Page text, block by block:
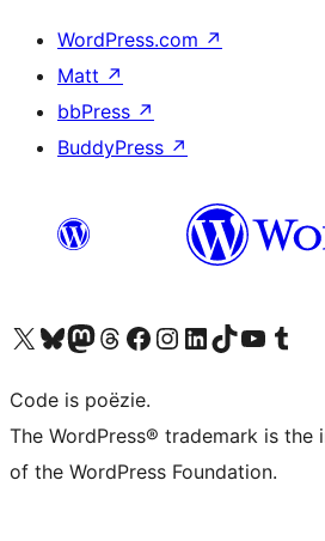
WordPress.com ↗
Matt ↗
bbPress ↗
BuddyPress ↗
Bezoek ons X (voorheen Twitter) account
Bezoek ons Bluesky account
Bezoek ons Mastodon account
Bezoek ons Threads account
Onze Facebook pagina bezoeken
Bezoek ons Instagram account
Bezoek ons LinkedIn account
Bezoek ons TikTok account
Bezoek ons YouTube kanaal
Bezoek ons
Code is poëzie.
The WordPress® trademark is
of the WordPress Foundation.